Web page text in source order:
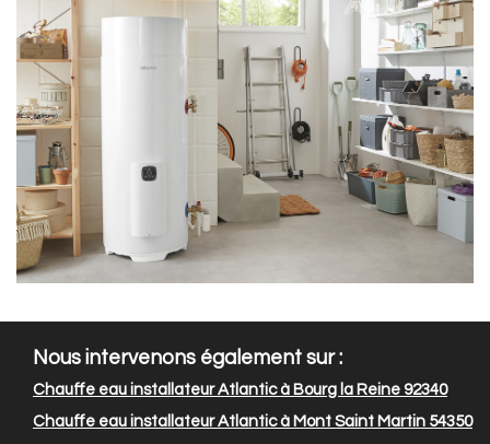
Nous intervenons également sur :
Chauffe eau installateur Atlantic à Bourg la Reine 92340
Chauffe eau installateur Atlantic à Mont Saint Martin 54350